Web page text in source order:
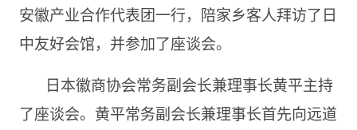
安徽产业合作代表团一行，陪家乡客人拜访了日
中友好会馆，并参加了座谈会。
日本徽商协会常务副会长兼理事长黄平主持
了座谈会。黄平常务副会长兼理事长首先向远道